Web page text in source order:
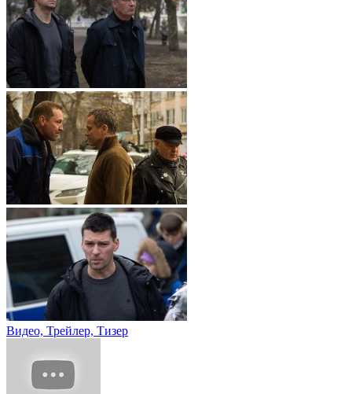
Видео, Трейлер, Тизер